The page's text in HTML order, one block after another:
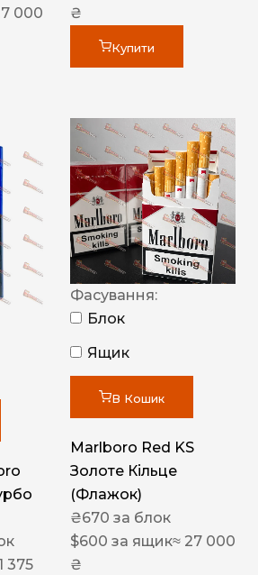
000
₴
Купити
375
Фасування:
Блок
Ящик
В Кошик
Marlboro Red KS
Золоте Кільце
(Флажок)
₴670 за блок
$600 за ящик≈ 27 000
₴